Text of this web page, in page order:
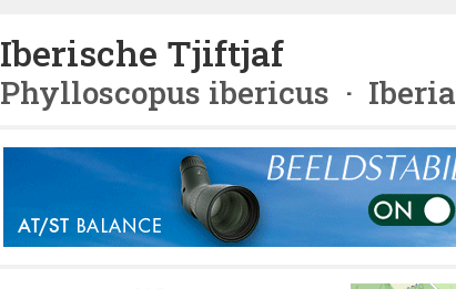
Iberische Tjiftjaf
Phylloscopus ibericus ·